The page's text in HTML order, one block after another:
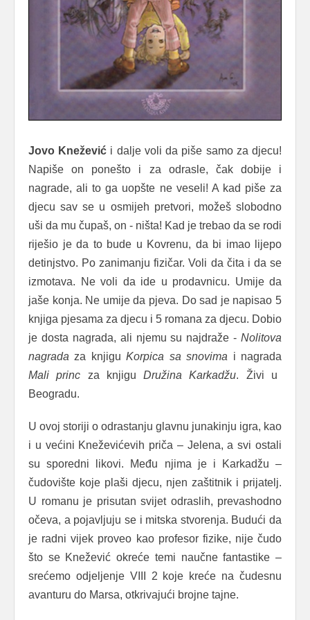
Jovo Knežević i dalje voli da piše samo za djecu!
Napiše on ponešto i za odrasle, čak dobije i
nagrade, ali to ga uopšte ne veseli! A kad piše za
djecu sav se u osmijeh pretvori, možeš slobodno
uši da mu čupaš, on - ništa! Kad je trebao da se rodi
riješio je da to bude u Kovrenu, da bi imao lijepo
detinjstvo. Po zanimanju fizičar. Voli da čita i da se
izmotava. Ne voli da ide u prodavnicu. Umije da
jaše konja. Ne umije da pjeva. Do sad je napisao 5
knjiga pjesama za djecu i 5 romana za djecu. Dobio
je dosta nagrada, ali njemu su najdraže - Nolitova
nagrada za knjiguKorpica sa snovima i nagrada
Mali princ za knjigu Družina Karkadžu. Živi u
Beogradu.
U ovoj storiji o odrastanju glavnu junakinju igra, kao
i u većini Kneževićevih priča – Jelena, a svi ostali
su sporedni likovi. Među njima je i Karkadžu –
čudovište koje plaši djecu, njen zaštitnik i prijatelj.
U romanu je prisutan svijet odraslih, prevashodno
očeva, a pojavljuju se i mitska stvorenja. Budući da
je radni vijek proveo kao profesor fizike, nije čudo
što se Knežević okreće temi naučne fantastike –
srećemo odjeljenje VIII 2 koje kreće na čudesnu
avanturu do Marsa, otkrivajući brojne tajne.